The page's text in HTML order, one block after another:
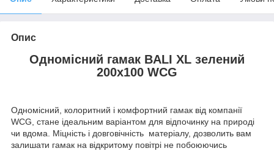
Опис
Одномісний гамак BALI XL зелений
200х100 WCG
Одномісний, колоритний і комфортний гамак від компанії
WCG, стане ідеальним варіантом для відпочинку на природі
чи вдома. Міцність і довговічність матеріалу, дозволить вам
залишати гамак на відкритому повітрі не побоюючись